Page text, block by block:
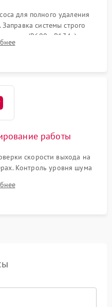
для полного удаления
системы строго
(R600a, R134a) по
давления в системе.
работы
скорости выхода на
Контроль уровня шума
стенок и корректного
оттайки.